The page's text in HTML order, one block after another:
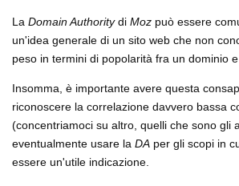
La Domain Authoritydi Moz può essere
un'idea generale di un sito web che non
peso in termini di popolarità fra un dominio
Insomma, è importante avere questa
riconoscere la correlazione davvero bassa
(concentriamoci su altro, quelli che sono gli
eventualmente usare la DA per gli scopi in
essere un'utile indicazione.